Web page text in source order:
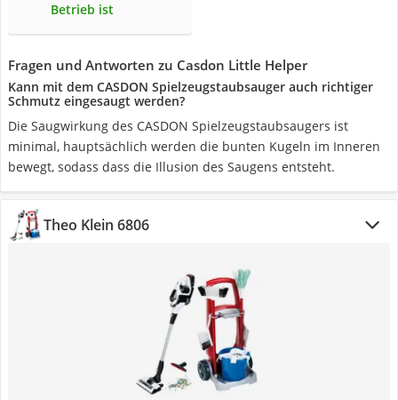
Betrieb ist
Fragen und Antworten zu Casdon Little Helper
Kann mit dem CASDON Spielzeugstaubsauger auch richtiger
Schmutz eingesaugt werden?
Die Saugwirkung des CASDON Spielzeugstaubsaugers ist
minimal, hauptsächlich werden die bunten Kugeln im Inneren
bewegt, sodass dass die Illusion des Saugens entsteht.
Theo Klein 6806